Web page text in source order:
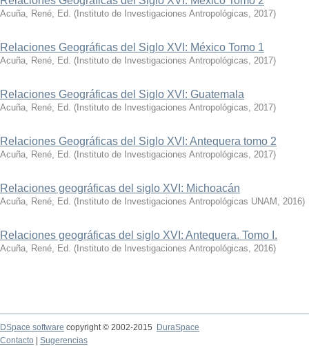
Acuña, René, Ed. ( Instituto de Investigaciones Antropológicas, 2017)
Relaciones Geográficas del Siglo XVI: México Tomo 1
Acuña, René, Ed. ( Instituto de Investigaciones Antropológicas, 2017)
Relaciones Geográficas del Siglo XVI: Guatemala
Acuña, René, Ed. ( Instituto de Investigaciones Antropológicas, 2017)
Relaciones Geográficas del Siglo XVI: Antequera tomo 2
Acuña, René, Ed. ( Instituto de Investigaciones Antropológicas, 2017)
Relaciones geográficas del siglo XVI: Michoacán
Acuña, René, Ed. ( Instituto de Investigaciones Antropológicas UNAM , 2016)
Relaciones geográficas del siglo XVI: Antequera. Tomo I.
Acuña, René, Ed. ( Instituto de Investigaciones Antropológicas, 2016)
DSpace software copyright © 2002-2015
DuraSpace
Contacto
Sugerencias